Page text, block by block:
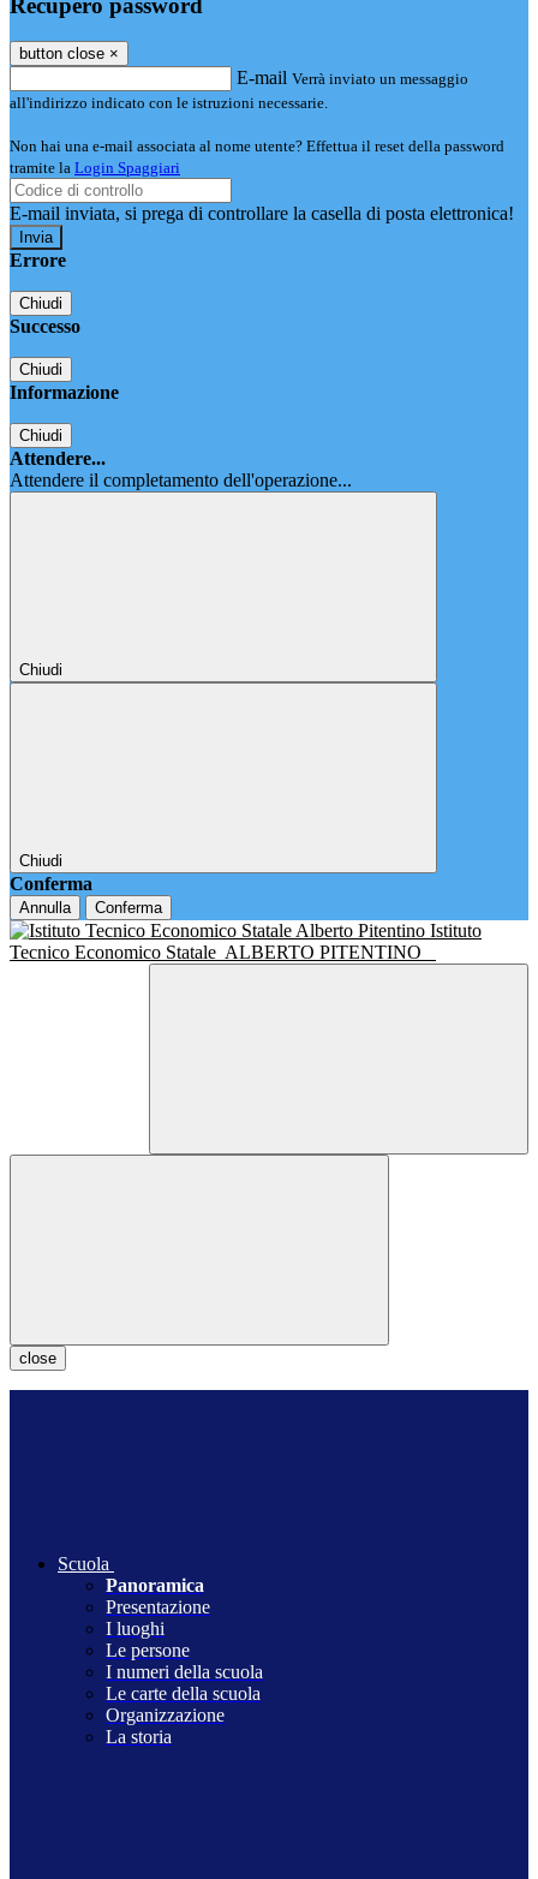
button close ×
E-mail Verrà inviato un messaggio
all'indirizzo indicato con le istruzioni necessarie.
Non hai una e-mail associata al nome utente? Effettua il reset della password
tramite la Login Spaggiari
E-mail inviata, si prega di controllare la casella di posta elettronica!
Errore
Chiudi
Successo
Chiudi
Informazione
Chiudi
Attendere...
Attendere il completamento dell'operazione...
Chiudi
Chiudi
Conferma
Annulla Conferma
Istituto
Tecnico Economico Statale ALBERTO PITENTINO
close
Scuola
Panoramica
Presentazione
I luoghi
Le persone
I numeri della scuola
Le carte della scuola
Organizzazione
La storia